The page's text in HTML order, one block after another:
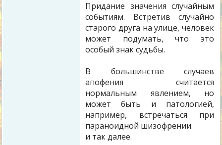
Придание значения случайным
событиям. Встретив случайно
старого друга на улице, человек
может подумать, что это
особый знак судьбы.
В большинстве случаев
апофения считается
нормальным явлением, но
может быть и патологией,
например, встречаться при
параноидной шизофрении.
и так далее.